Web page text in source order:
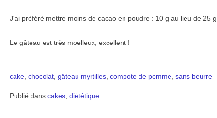
J'ai préféré mettre moins de cacao en poudre : 10 g au lieu de 25
Le gâteau est très moelleux, excellent !
cake chocolat gâteau myrtilles compote de pomme sans beurre
Publié dans cakes diététique